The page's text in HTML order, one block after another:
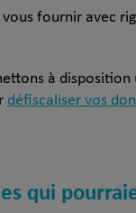
vous fournir avec
à
défiscaliser vos
qui